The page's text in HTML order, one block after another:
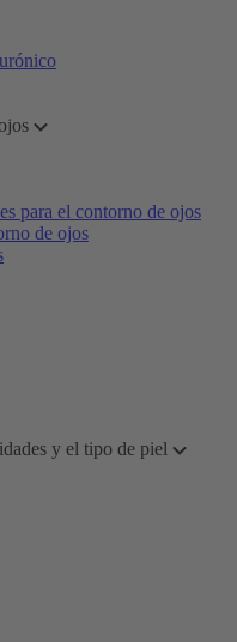
para el contorno de ojos
de ojos
y el tipo de piel